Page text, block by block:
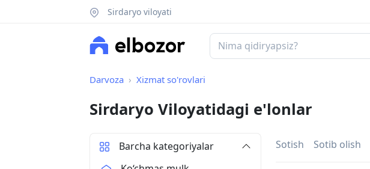
Sirdaryo viloyati
Darvoza Xizmat so'rovlari
Sirdaryo Viloyatidagi e'lonlar
Sotish Sotib olish
Barcha kategoriyalar